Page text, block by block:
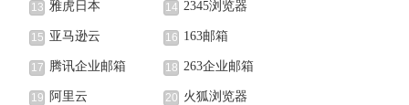
13 雅虎日本 14 2345浏览器
15 亚马逊云 16 163邮箱
17 腾讯企业邮箱 18 263企业邮箱
19 阿里云 20 火狐浏览器